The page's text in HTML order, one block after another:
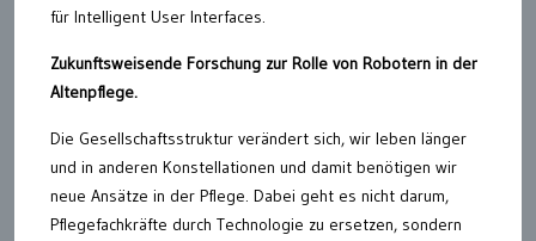
für Intelligent User Interfaces.
Zukunftsweisende Forschung zur Rolle von Robotern in der
Altenpflege.
Die Gesellschaftsstruktur verändert sich, wir leben länger
und in anderen Konstellationen und damit benötigen wir
neue Ansätze in der Pflege. Dabei geht es nicht darum,
Pflegefachkräfte durch Technologie zu ersetzen, sondern